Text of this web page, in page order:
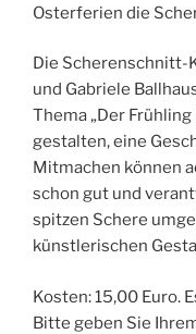
Osterferien die
Die Scherenschnitt-
und Gabriele
Thema „Der
gestalten, eine
Mitmachen können
schon gut und
spitzen Schere
künstlerischen
Kosten: 15,00 Euro.
Bitte geben Sie